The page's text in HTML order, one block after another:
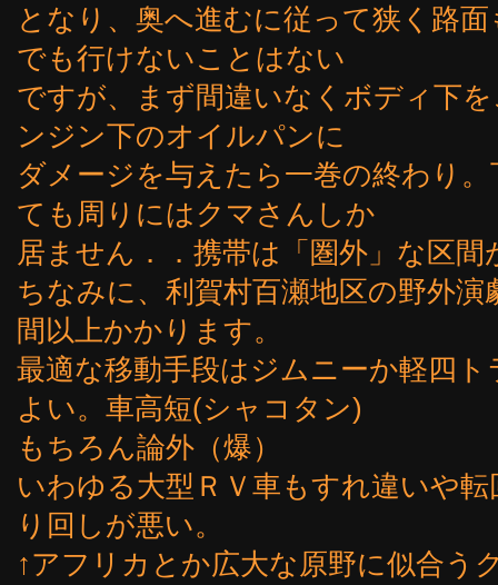
となり、奥へ進むに従って狭く路
でも行けないことはない
ですが、まず間違いなくボディ下
ンジン下のオイルパンに
ダメージを与えたら一巻の終わり
ても周りにはクマさんしか
居ません．．携帯は「圏外」な区間
ちなみに、利賀村百瀬地区の野外
間以上かかります。
最適な移動手段はジムニーか軽四
よい。車高短(シャコタン)
もちろん論外（爆）
いわゆる大型ＲＶ車もすれ違いや
り回しが悪い。
↑アフリカとか広大な原野に似合う